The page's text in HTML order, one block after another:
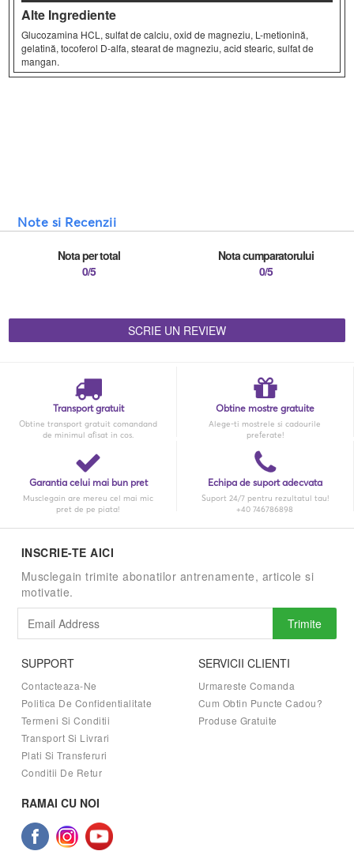
Alte Ingrediente
Glucozamina HCL, sulfat de calciu, oxid de magneziu, L-metionină,
gelatină, tocoferol D-alfa, stearat de magneziu, acid stearic, sulfat de
mangan.
Note si Recenzii
Nota per total
0/5
Nota cumparatorului
0/5
SCRIE UN REVIEW
Transport gratuit
Obtine transport gratuit comandand
de minimul afisat in cos.
Obtine mostre gratuite
Alege-ti mostrele si cadourile
preferate!
Garantia celui mai bun pret
Musclegain are mereu cel mai mic
pret de pe piata!
Echipa de suport adecvata
Suport 24/7 pentru rezultatul tau!
+40 746786898
INSCRIE-TE AICI
Musclegain trimite abonatilor antrenamente, articole si
motivatie.
Trimite
SUPPORT
Contacteaza-Ne
Politica De Confidentialitate
Termeni Si Conditii
Transport Si Livrari
Plati Si Transferuri
Conditii De Retur
SERVICII CLIENTI
Urmareste Comanda
Cum Obtin Puncte Cadou?
Produse Gratuite
RAMAI CU NOI